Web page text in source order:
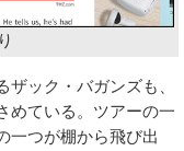
ック・バガンズも、
めている。ツアーの一
一つが棚から飛び出